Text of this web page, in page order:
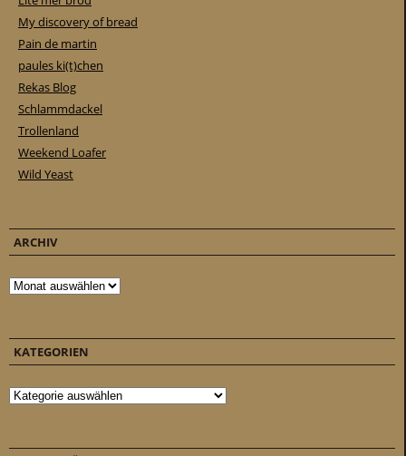
My discovery of bread
Pain de martin
paules ki(t)chen
Rekas Blog
Schlammdackel
Trollenland
Weekend Loafer
Wild Yeast
ARCHIV
Archiv
KATEGORIEN
Kategorien